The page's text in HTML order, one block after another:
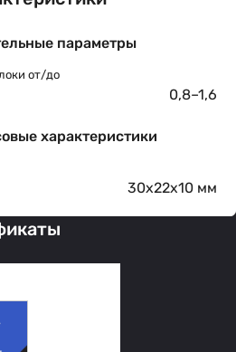
параметры
от/до
0,8–1,6
характеристики
30х22х10 мм